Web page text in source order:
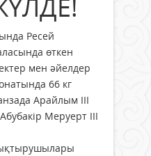
Ресей
өткен
мен әйелдер
66 кг
Арайлым III
Меруерт III